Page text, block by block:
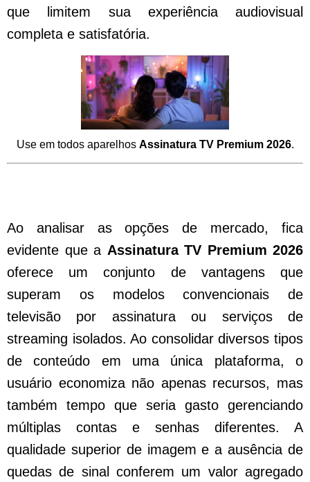
que limitem sua experiência audiovisual
completa e satisfatória.
Use em todos aparelhos Assinatura TV Premium 2026.
Ao analisar as opções de mercado, fica
evidente que a Assinatura TV Premium 2026
oferece um conjunto de vantagens que
superam os modelos convencionais de
televisão por assinatura ou serviços de
streaming isolados. Ao consolidar diversos tipos
de conteúdo em uma única plataforma, o
usuário economiza não apenas recursos, mas
também tempo que seria gasto gerenciando
múltiplas contas e senhas diferentes. A
qualidade superior de imagem e a ausência de
quedas de sinal conferem um valor agregado